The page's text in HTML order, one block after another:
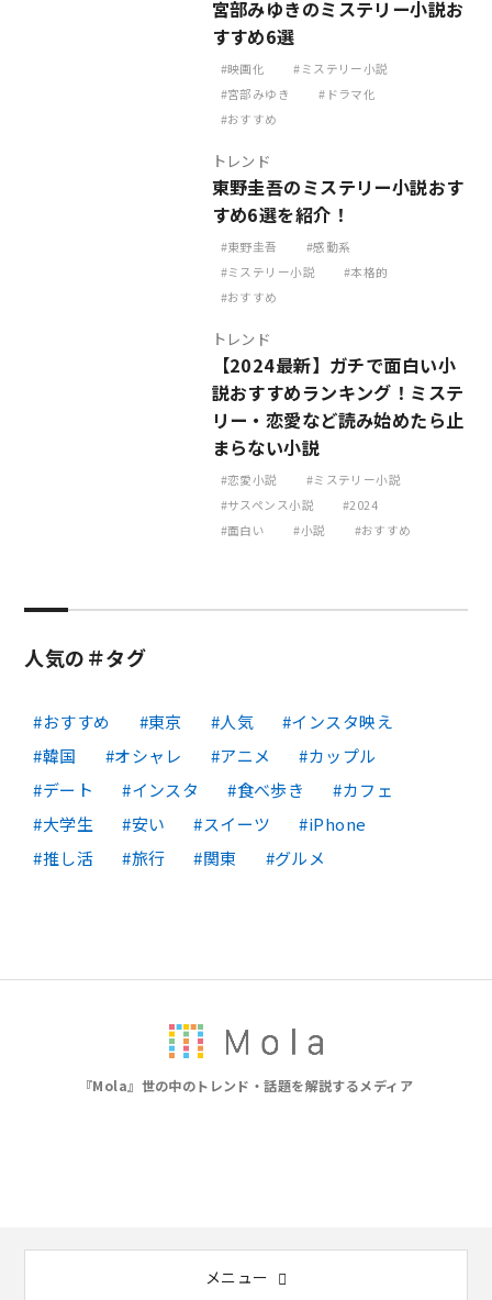
宮部みゆきのミステリー小説お
すすめ6選
映画化
ミステリー小説
宮部みゆき
ドラマ化
おすすめ
トレンド
東野圭吾のミステリー小説おす
すめ6選を紹介！
東野圭吾
感動系
ミステリー小説
本格的
おすすめ
トレンド
【2024最新】ガチで面白い小
説おすすめランキング！ミステ
リー・恋愛など読み始めたら止
まらない小説
恋愛小説
ミステリー小説
サスペンス小説
2024
面白い
小説 おすすめ
人気の＃タグ
おすすめ 東京 人気
インスタ映え
韓国
オシャレ アニメ
カップル
デート
インスタ 食べ歩き
カフェ
大学生
安い スイーツ
iPhone
推し活
旅行 関東 グルメ
『Mola』世の中のトレンド・話題を解説するメディア
メニュー